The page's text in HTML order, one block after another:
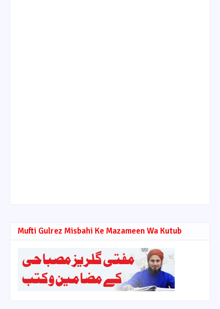
Mufti Gulrez Misbahi Ke Mazameen Wa Kutub